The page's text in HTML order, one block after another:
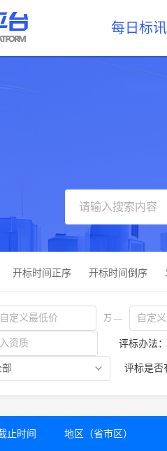
每日标讯
开标时间正序 开标时间倒序
万 —
评标办法：
评标是否
止时间 地区（省市区）